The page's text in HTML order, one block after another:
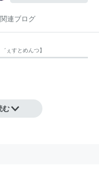
関連ブログ
ぇすとめんつ】
（Kia
る Media Sports
む